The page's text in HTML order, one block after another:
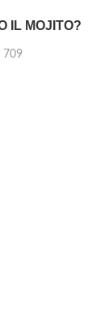
IL MOJITO?
709